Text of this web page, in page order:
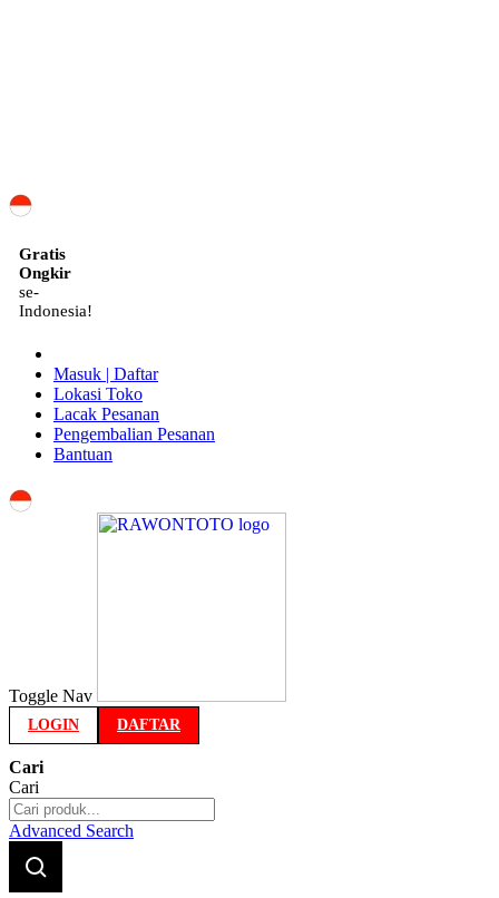
Gratis
Ongkir
se-
Indonesia!
Masuk | Daftar
Lokasi Toko
Lacak Pesanan
Pengembalian Pesanan
Bantuan
Toggle Nav
LOGIN DAFTAR
Cari
Cari
Advanced Search